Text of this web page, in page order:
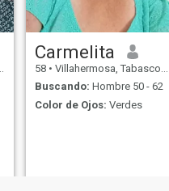
Carmelita
58 • Villahermosa, Tabasco, México
Buscando: Hombre 50 - 62
Color de Ojos: Verdes